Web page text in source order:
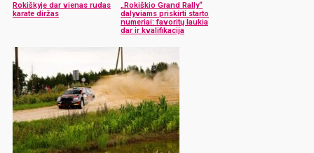
Rokiškyje dar vienas rudas
karate diržas
„Rokiškio Grand Rally“
dalyviams priskirti starto
numeriai: favoritų laukia
dar ir kvalifikacija